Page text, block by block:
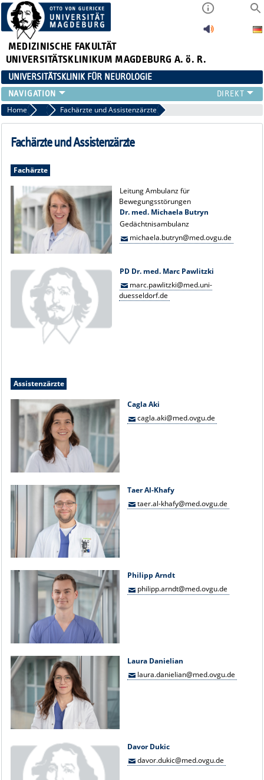
MEDIZINISCHE FAKULTÄT
UNIVERSITÄTSKLINIKUM MAGDEBURG A. ö. R.
UNIVERSITÄTSKLINIK FÜR NEUROLOGIE
TEAM
SCHWERPUNKTE
PATIENTEN/BESUCHER
FORSCHUNG
BEWERBER
NEUVANET SAN
Home Team Fachärzte und Assistenzärzte
Fachärzte und Assistenzärzte
Fachärzte
Leitung Ambulanz für
Bewegungsstörungen
Dr. med. Michaela Butryn
Gedächtnisambulanz
michaela.butryn@med.ovgu.de
PD Dr. med. Marc Pawlitzki
marc.pawlitzki@med.uni-
duesseldorf.de
Assistenzärzte
Cagla Aki
cagla.aki@med.ovgu.de
Taer Al-Khafy
taer.al-khafy@med.ovgu.de
Philipp Arndt
philipp.arndt@med.ovgu.de
Laura Danielian
laura.danielian@med.ovgu.de
Davor Dukic
davor.dukic@med.ovgu.de